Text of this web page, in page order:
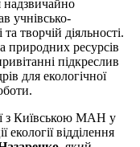
надзвичайно
учнівсько-
творчій діяльності.
природних ресурсів
підкреслив
для екологічної
з Київською МАН у
екології відділення